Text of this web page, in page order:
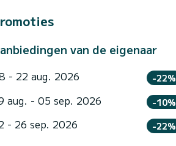
van de eigenaar
- 22 aug. 2026 -22%
aug. - 05 sep. 2026 -10%
- 26 sep. 2026 -22%